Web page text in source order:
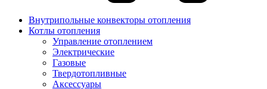
Внутрипольные конвекторы отопления
Котлы отопления
Управление отоплением
Электрические
Газовые
Твердотопливные
Аксессуары